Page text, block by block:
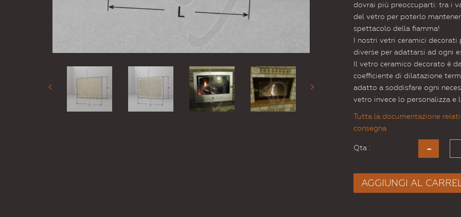
dovrai più preoccuparti: tra i
del vetro per poterlo
spettacolo della fiamma!
I nostri vetri ceramici decorati
diverse per adattarsi ad ogni
Il vetro ceramico decorato è
coefficiente di dilatazione
adatto a soddisfare ogni
vetro invece lo personalizza e
Tutta la documentazione
consegna
Qta :
AGGIUNGI AL